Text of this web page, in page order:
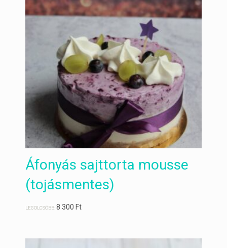
Áfonyás sajttorta mousse
(tojásmentes)
LEGOLCSÓBB:8 300Ft